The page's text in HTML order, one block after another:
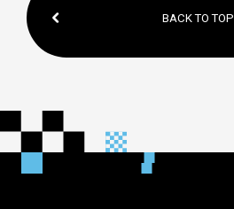
BACK TO TOP